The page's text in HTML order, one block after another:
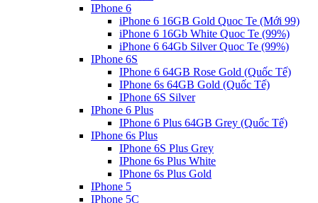
IPhone 6
iPhone 6 16GB Gold Quoc Te (Mới 99)
iPhone 6 16Gb White Quoc Te (99%)
iPhone 6 64Gb Silver Quoc Te (99%)
IPhone 6S
IPhone 6 64GB Rose Gold (Quốc Tế)
IPhone 6s 64GB Gold (Quốc Tế)
IPhone 6S Silver
IPhone 6 Plus
IPhone 6 Plus 64GB Grey (Quốc Tế)
IPhone 6s Plus
IPhone 6S Plus Grey
IPhone 6s Plus White
IPhone 6s Plus Gold
IPhone 5
IPhone 5C